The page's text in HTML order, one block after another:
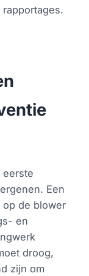
eerste
Een
op de blower
en
droog,
zijn om